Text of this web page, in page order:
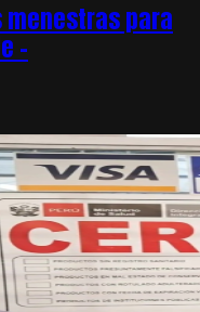
menestras para
–